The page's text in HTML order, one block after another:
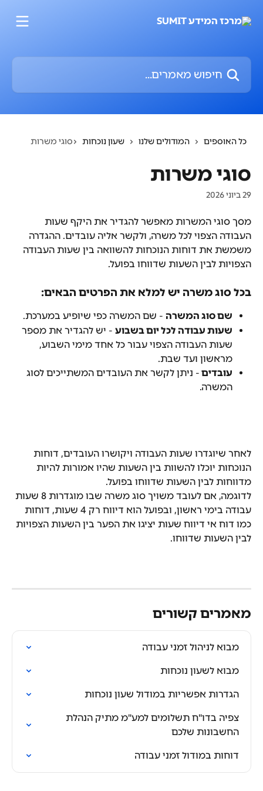
חיפוש מאמרים...
כל האוספים המודולים שלנו שעון נוכחות סוגי משרות
סוגי משרות
29 ביוני 2026
מסך סוגי המשרות מאפשר להגדיר את היקף שעות
העבודה הצפוי לכל משרה, ולקשר אליה עובדים. ההגדרה
משמשת את דוחות הנוכחות להשוואה בין שעות העבודה
הצפויות לבין השעות שדווחו בפועל.
בכל סוג משרה יש למלא את הפרטים הבאים:
שם סוג המשרה - שם המשרה כפי שיופיע במערכת.
שעות עבודה לכל יום בשבוע - יש להגדיר את מספר
שעות העבודה הצפוי עבור כל אחד מימי השבוע,
מראשון ועד שבת.
עובדים - ניתן לקשר את העובדים המשתייכים לסוג
המשרה.
לאחר שיוגדרו שעות העבודה ויקושרו העובדים, דוחות
הנוכחות יוכלו להשוות בין השעות שהיו אמורות להיות
מדווחות לבין השעות שדווחו בפועל.
לדוגמה, אם לעובד משויך סוג משרה שבו מוגדרות 8 שעות
עבודה בימי ראשון, ובפועל הוא דיווח רק 4 שעות, דוחות
כמו דוח אי דיווח שעות יציגו את הפער בין השעות הצפויות
לבין השעות שדווחו.
מאמרים קשורים
מבוא לניהול זמני עבודה
מבוא לשעון נוכחות
הגדרות אפשריות במודול שעון נוכחות
צפיה בדו"ח תשלומים למע"מ מתיק הנהלת
החשבונות שלכם
דוחות במודול זמני עבודה